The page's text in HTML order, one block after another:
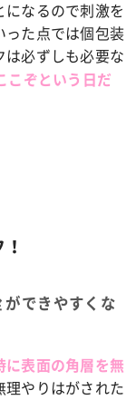
なるので刺激を
った点では個包装
必ずしも必要な
こぞという日だ
ができやすくな
に表面の角層を無
理やりはがされた